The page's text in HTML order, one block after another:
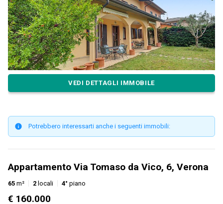
VEDI DETTAGLI IMMOBILE
Potrebbero interessarti anche i seguenti immobili:
Appartamento Via Tomaso da Vico, 6, Verona
65 m² 2 locali 4° piano
€ 160.000